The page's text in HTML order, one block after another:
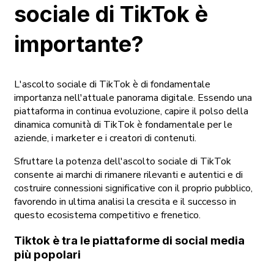
sociale di TikTok è
importante?
L'ascolto sociale di TikTok è di fondamentale
importanza nell'attuale panorama digitale. Essendo una
piattaforma in continua evoluzione, capire il polso della
dinamica comunità di TikTok è fondamentale per le
aziende, i marketer e i creatori di contenuti.
Sfruttare la potenza dell'ascolto sociale di TikTok
consente ai marchi di rimanere rilevanti e autentici e di
costruire connessioni significative con il proprio pubblico,
favorendo in ultima analisi la crescita e il successo in
questo ecosistema competitivo e frenetico.
Tiktok è tra le piattaforme di social media
più popolari